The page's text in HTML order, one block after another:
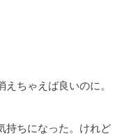
ちゃえば良いのに。
持ちになった。けれど